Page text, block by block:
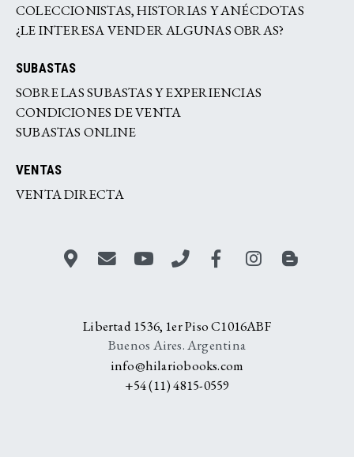
COLECCIONISTAS, HISTORIAS Y ANÉCDOTAS
¿LE INTERESA VENDER ALGUNAS OBRAS?
SUBASTAS
SOBRE LAS SUBASTAS Y EXPERIENCIAS
CONDICIONES DE VENTA
SUBASTAS ONLINE
VENTAS
VENTA DIRECTA
Libertad 1536, 1er Piso C1016ABF
Buenos Aires. Argentina
info@hilariobooks.com
+54 (11) 4815-0559